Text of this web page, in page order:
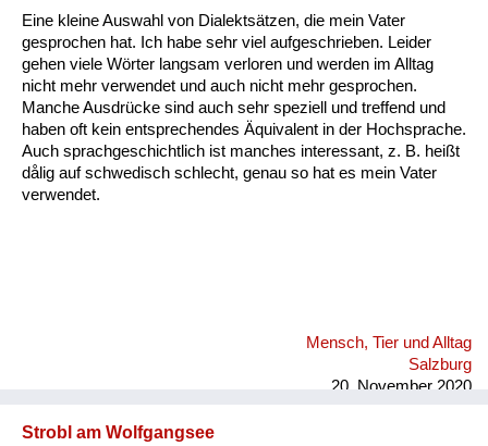
Eine kleine Auswahl von Dialektsätzen, die mein Vater
gesprochen hat. Ich habe sehr viel aufgeschrieben. Leider
gehen viele Wörter langsam verloren und werden im Alltag
nicht mehr verwendet und auch nicht mehr gesprochen.
Manche Ausdrücke sind auch sehr speziell und treffend und
haben oft kein entsprechendes Äquivalent in der Hochsprache.
Auch sprachgeschichtlich ist manches interessant, z. B. heißt
dålig auf schwedisch schlecht, genau so hat es mein Vater
verwendet.
Mensch, Tier und Alltag
Salzburg
20. November 2020
Strobl am Wolfgangsee